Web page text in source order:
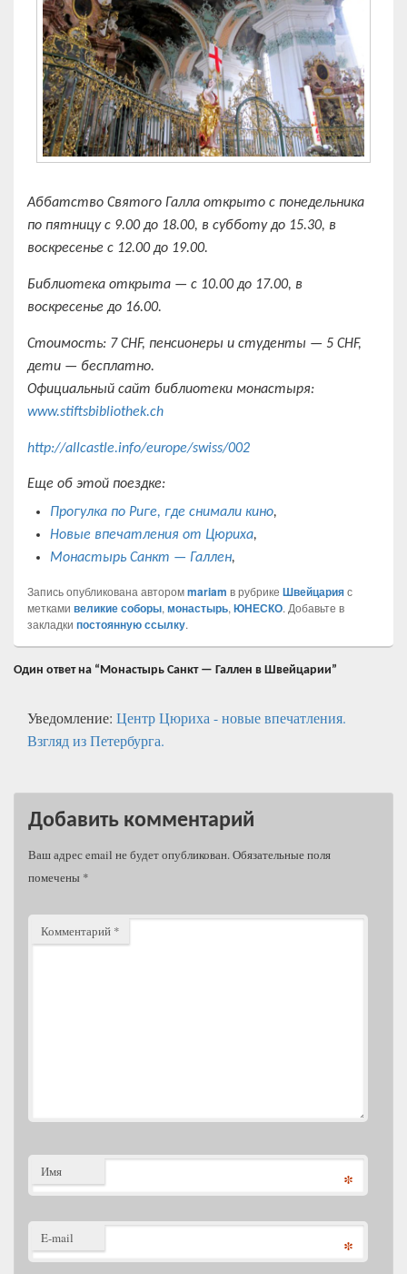
Аббатство Святого Галла открыто с понедельника
по пятницу с 9.00 до 18.00, в субботу до 15.30, в
воскресенье с 12.00 до 19.00.
Библиотека открыта — с 10.00 до 17.00, в
воскресенье до 16.00.
Стоимость: 7 CHF, пенсионеры и студенты — 5 CHF,
дети — бесплатно.
Официальный сайт библиотеки монастыря:
www.stiftsbibliothek.ch
http://allcastle.info/europe/swiss/002
Еще об этой поездке:
Прогулка по Риге, где снимали кино,
Новые впечатления от Цюриха,
Монастырь Санкт — Галлен,
Запись опубликована авторомmariam в рубрике Швейцарияс
метками великие соборы,монастырь,ЮНЕСКО. Добавьте в
закладки постоянную ссылку.
Один ответ на “Монастырь Санкт — Галлен в Швейцарии”
Уведомление: Центр Цюриха - новые впечатления.
Взгляд из Петербурга.
Добавить комментарий
Ваш адрес email не будет опубликован.Обязательные поля
помечены *
Комментарий *
Имя *
E-mail *